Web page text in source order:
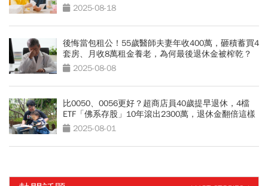
2025-08-18
後悔當包租公！55歲醫師夫妻年收400萬，砸積蓄買4
套房、月收8萬租金養老，為何最後退休金被榨乾？
2025-08-08
比0050、0056更好？超商店員40歲提早退休，4檔
ETF「佛系存股」10年滾出2300萬，退休金翻倍這樣
買 2025-08-01